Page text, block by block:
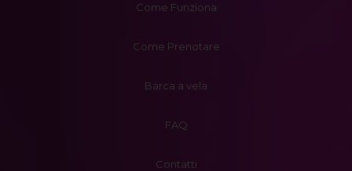
Come Funziona
Come Prenotare
Barca a vela
FAQ
Contatti